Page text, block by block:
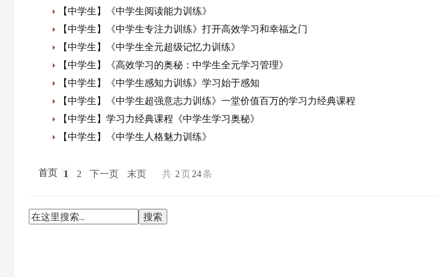
【中学生】《中学生阅读能力训练》
【中学生】《中学生专注力训练》打开高效学习和幸福之门
【中学生】《中学生全元超级记忆力训练》
【中学生】《高效学习的奥秘：中学生全元学习管理》
【中学生】《中学生感知力训练》学习始于感知
【中学生】《中学生超强意志力训练》一堂价值百万的学习力经典课程
【中学生】学习力经典课程《中学生学习奥秘》
【中学生】《中学生人格魅力训练》
首页 1 2 下一页 末页 共 2页24条